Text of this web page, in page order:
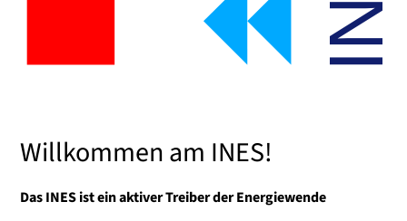
Willkommen am INES!
Das INES ist ein aktiver Treiber der Energiewende